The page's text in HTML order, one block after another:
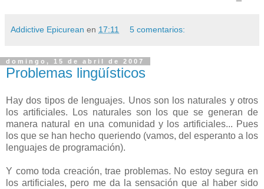
Addictive Epicurean en 17:11 5 comentarios:
domingo, 15 de abril de 2007
Problemas lingüísticos
Hay dos tipos de lenguajes. Unos son los naturales y otros
los artificiales. Los naturales son los que se generan de
manera natural en una comunidad y los artificiales... Pues
los que se han hecho queriendo (vamos, del esperanto a los
lenguajes de programación).
Y como toda creación, trae problemas. No estoy segura en
los artificiales, pero me da la sensación que al haber sido